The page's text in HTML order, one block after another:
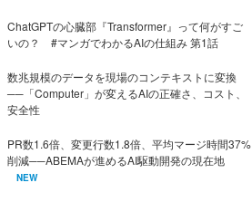
ChatGPTの心臓部『Transformer』って何がすご
いの？ #マンガでわかるAIの仕組み 第1話
数兆規模のデータを現場のコンテキストに変換
──「Computer」が変えるAIの正確さ、コスト、
安全性
PR数1.6倍、変更行数1.8倍、平均マージ時間37%
削減──ABEMAが進めるAI駆動開発の現在地
NEW